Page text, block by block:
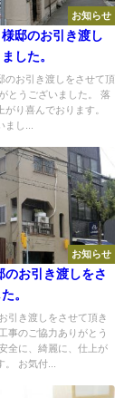
お知らせ
邸のお引き渡し
した。
お引き渡しをさせて頂
とうございました。 落
がり喜んでおります。
し...
お知らせ
のお引き渡しをさ
。
引き渡しをさせて頂き
事のご協力ありがとう
全に、綺麗に、仕上が
。 お気付...